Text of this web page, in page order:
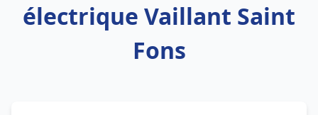
électrique Vaillant Saint
Fons